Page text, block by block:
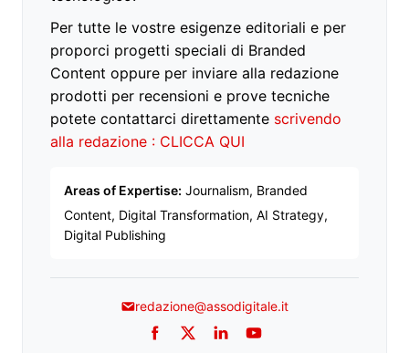
Per tutte le vostre esigenze editoriali e per
proporci progetti speciali di Branded
Content oppure per inviare alla redazione
prodotti per recensioni e prove tecniche
potete contattarci direttamente scrivendo
alla redazione : CLICCA QUI
Areas of Expertise: Journalism, Branded
Content, Digital Transformation, AI Strategy,
Digital Publishing
redazione@assodigitale.it
Facebook
TwitterLinkedInYouTube